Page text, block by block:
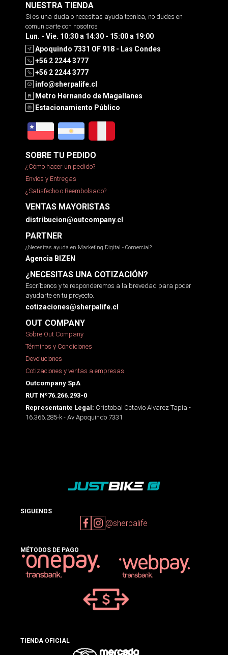
NUESTRA TIENDA
Si es una duda o necesitas ayuda tecnica, no dudes en
comunicarte con nosotros
Lun. - Vie. 10:30 a 14:30 - 15:00 a 19:00
Apoquindo 7331 OF 918 - Las Condes
+56 2 2244 3777
+56 2 2244 3777
info@sherpalife.cl
Metro Hernando de Magallanes
Estacionamiento Público
SOBRE TU PEDIDO
¿Cómo hacer un pedido?
Envíos y Entregas
¿Satisfecho o Reembolsado?
VENTAS MAYORISTAS
distribucion@outcompany.cl
PARTNER
¿Necesitas ayuda en Marketing Digital - Comercial?
Agencia BIZEN
¿NECESITAS UNA COTIZACIÓN?
Escríbenos y te responderemos a la brevedad para poder
ayudarte en tu proyecto.
cotizaciones@sherpalife.cl
OUT COMPANY
Sobre Out Company
Términos y Condiciones
Devoluciones
Cotizaciones y ventas a empresas
Outcompany SpA
RUT Nº76.266.293-0
Representante Legal: Cristobal Octavio Alvarez Tapia -
16.366.285-k - Av Apoquindo 7331
SIGUENOS
@sherpalife
MÉTODOS DE PAGO
TIENDA OFICIAL